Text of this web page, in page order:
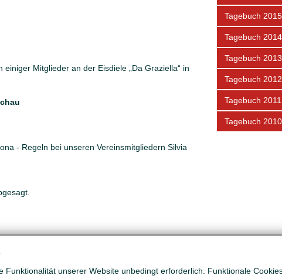
Mitglieder an der Eisdiele „Da Graziella“ in
- Regeln bei unseren Vereinsmitgliedern Silvia
anlässlich unseres 10-jährigen
Tagebuch 2015
Tagebuch 2014
Tagebuch 2013
Tagebuch 2012
Tagebuch 2011
Tagebuch 2010
Funktionalität unserer Website unbedingt erforderlich. Funktionale